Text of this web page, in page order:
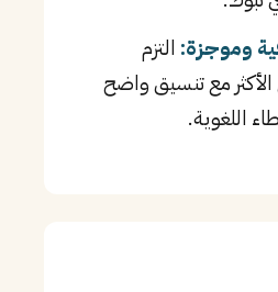
وموجزة: التزم
مع تنسيق واضح
اللغوية.